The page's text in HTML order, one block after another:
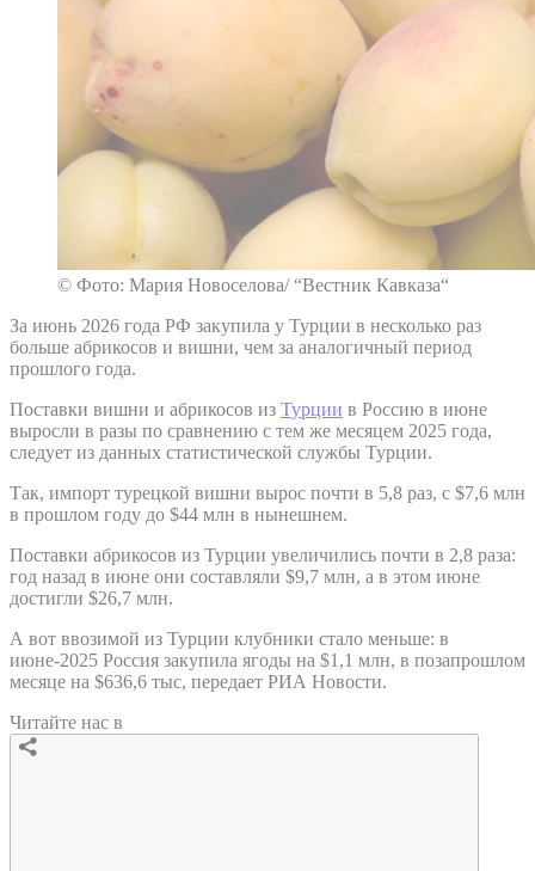
© Фото: Мария Новоселова/ “Вестник Кавказа“
За июнь 2026 года РФ закупила у Турции в несколько раз
больше абрикосов и вишни, чем за аналогичный период
прошлого года.
Поставки вишни и абрикосов из Турции в Россию в июне
выросли в разы по сравнению с тем же месяцем 2025 года,
следует из данных статистической службы Турции.
Так, импорт турецкой вишни вырос почти в 5,8 раз, с $7,6 млн
в прошлом году до $44 млн в нынешнем.
Поставки абрикосов из Турции увеличились почти в 2,8 раза:
год назад в июне они составляли $9,7 млн, а в этом июне
достигли $26,7 млн.
А вот ввозимой из Турции клубники стало меньше: в
июне-2025 Россия закупила ягоды на $1,1 млн, в позапрошлом
месяце на $636,6 тыс, передает РИА Новости.
Читайте нас в